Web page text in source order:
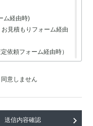
ム経由時)
見積もりフォーム経由
依頼フォーム経由時）
理の受付フォーム経由
）
護水準を備えている委託
同意しません